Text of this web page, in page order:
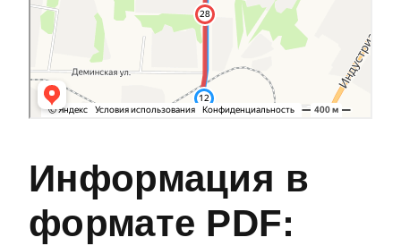
Информация в
формате PDF: